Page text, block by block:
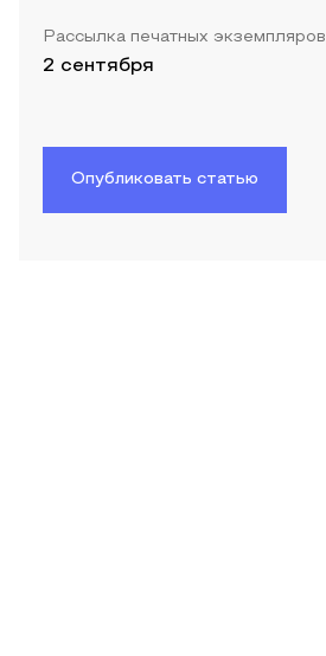
Рассылка печатных экземпляров
2 сентября
Опубликовать статью